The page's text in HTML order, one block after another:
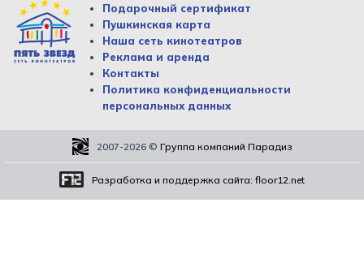
Подарочный сертификат
Пушкинская карта
Наша сеть кинотеатров
Реклама и аренда
Контакты
Политика конфиденциальности
персональных данных
2007-2026 © Группа компаний Парадиз
Разработка и поддержка сайта: floor12.net